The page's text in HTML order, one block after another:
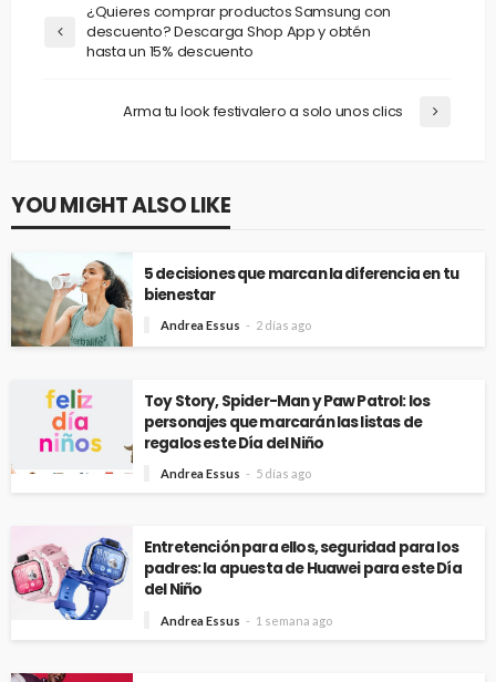
¿Quieres comprar productos Samsung con
descuento? Descarga Shop App y obtén
hasta un 15% descuento
Arma tu look festivalero a solo unos clics
YOU MIGHT ALSO LIKE
5 decisiones que marcan la diferencia en tu
bienestar
Andrea Essus 2 días ago
Toy Story, Spider-Man y Paw Patrol: los
personajes que marcarán las listas de
regalos este Día del Niño
Andrea Essus 5 días ago
Entretención para ellos, seguridad para los
padres: la apuesta de Huawei para este Día
del Niño
Andrea Essus 1 semana ago